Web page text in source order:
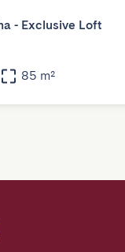
- Exclusive Loft
85 m²